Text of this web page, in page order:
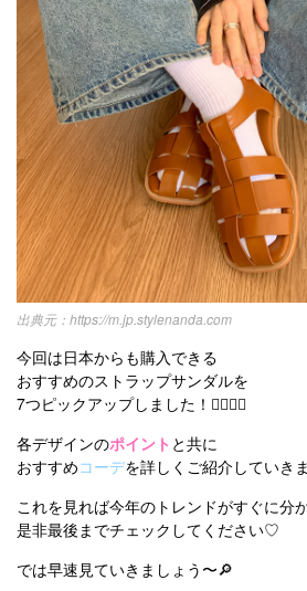
https://m.jp.stylenanda.com
今回は日本からも購入できる
おすすめのストラップサンダルを
7つピックアップしました！💁🏻‍♀️✨
各デザインのポイント と共に
おすすめコーデを詳しくご紹介していき
これを見れば今年のトレンドがすぐに分
是非最後までチェックしてください♡
では早速見ていきましょう〜🔎